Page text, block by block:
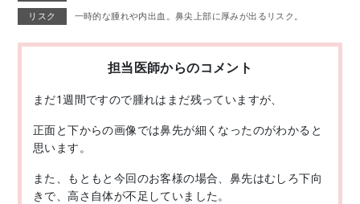
リスク 一時的な腫れや内出血。鼻尖上部に厚みが出るリスク。
担当医師からのコメント
まだ1週間ですので腫れはまだ残っていますが、
正面と下からの画像では鼻先が細くなったのがわかると
思います。
また、もともと今回のお客様の場合、鼻先はむしろ下向
きで、高さ自体が不足していました。